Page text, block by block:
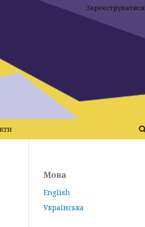
Зареєструватися
Мова
English
Українська